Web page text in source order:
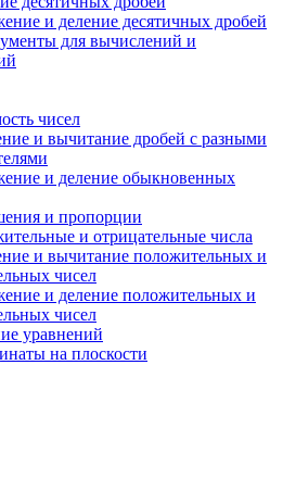
и деление десятичных дробей
для вычислений и
чисел
и вычитание дробей с разными
и деление обыкновенных
и пропорции
и отрицательные числа
и вычитание положительных и
чисел
и деление положительных и
чисел
уравнений
на плоскости